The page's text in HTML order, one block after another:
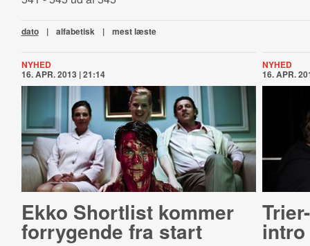
dato | alfabetisk | mest læste
NYHED
16. APR. 2013 | 21:14
Ekko Shortlist kommer
forrygende fra start
NYHED
16. APR.